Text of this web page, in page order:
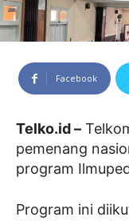
Facebook
Telko.id –
pemenang
program
Program ini